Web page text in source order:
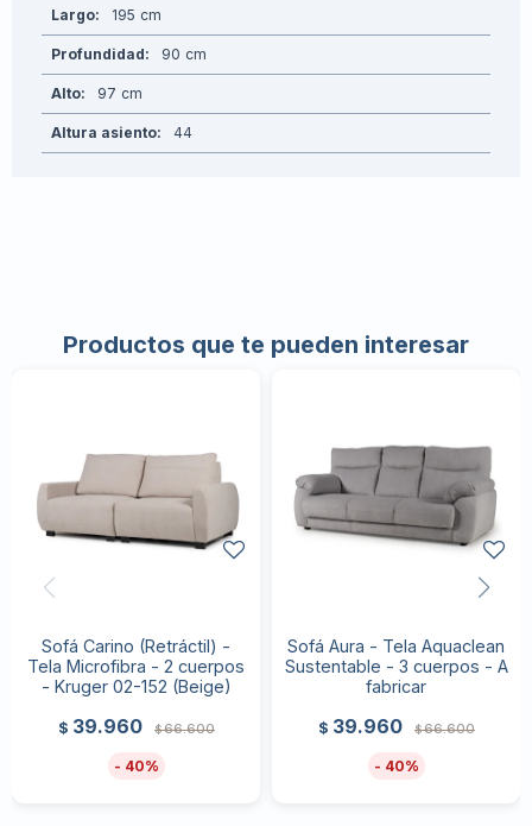
Largo 195
Profundidad 90
Alto 97
Altura asiento 44
Productos que te pueden interesar
Sofá Carino (Retráctil) -
Tela Microfibra - 2 cuerpos
- Kruger 02-152 (Beige)
$ 39.960 $66.600
40
Sofá Aura - Tela Aquaclean
Sustentable - 3 cuerpos - A
fabricar
$ 39.960 $66.600
40